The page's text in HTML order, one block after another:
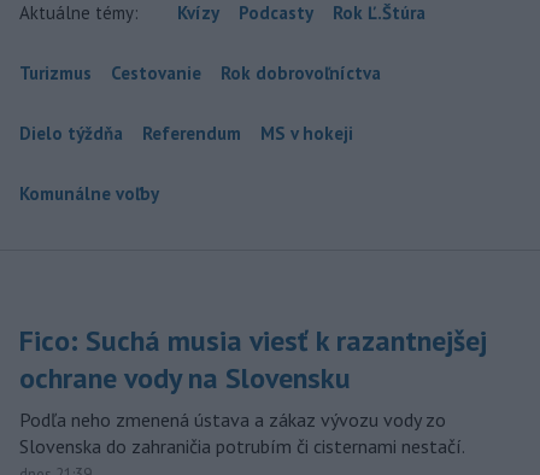
Aktuálne témy: Kvízy Podcasty Rok Ľ.Štúra
Turizmus Cestovanie Rok dobrovoľníctva
Dielo týždňa Referendum MS v hokeji
Komunálne voľby
Fico: Suchá musia viesť k razantnejšej
ochrane vody na Slovensku
Podľa neho zmenená ústava a zákaz vývozu vody zo
Slovenska do zahraničia potrubím či cisternami nestačí.